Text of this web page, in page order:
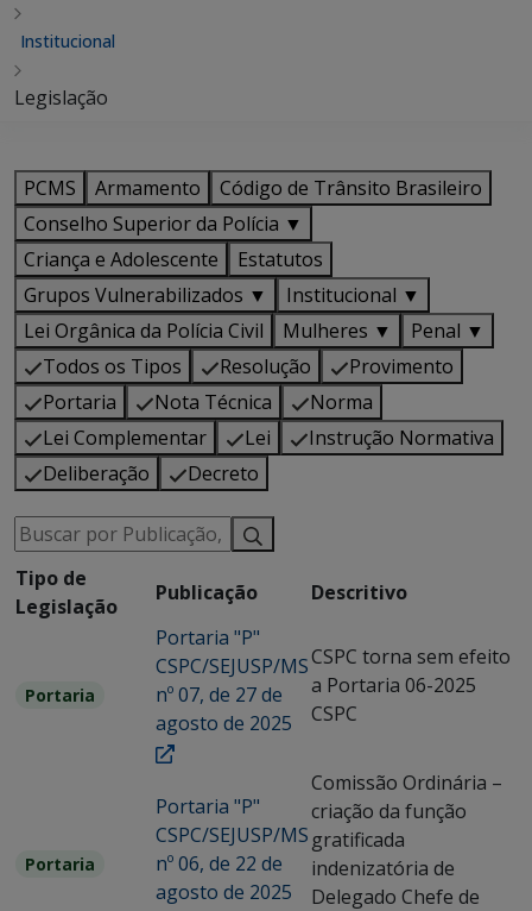
Institucional
Legislação
PCMS Armamento
Código de Trânsito Brasileiro
Conselho Superior da Polícia ▼
Criança e Adolescente
Estatutos
Grupos Vulnerabilizados ▼
Institucional ▼
Lei Orgânica da Polícia Civil
Mulheres ▼
Penal ▼
Todos os Tipos
Resolução
Provimento
Portaria
Nota Técnica
Norma
Lei Complementar
Lei
Instrução Normativa
Deliberação
Decreto
Tipo de
Legislação
Publicação Descritivo
Portaria
Portaria "P"
CSPC/SEJUSP/MS
nº 07, de 27 de
agosto de 2025
CSPC torna sem efeito
a Portaria 06-2025
CSPC
Portaria
Portaria "P"
CSPC/SEJUSP/MS
nº 06, de 22 de
agosto de 2025
Comissão Ordinária –
criação da função
gratificada
indenizatória de
Delegado Chefe de